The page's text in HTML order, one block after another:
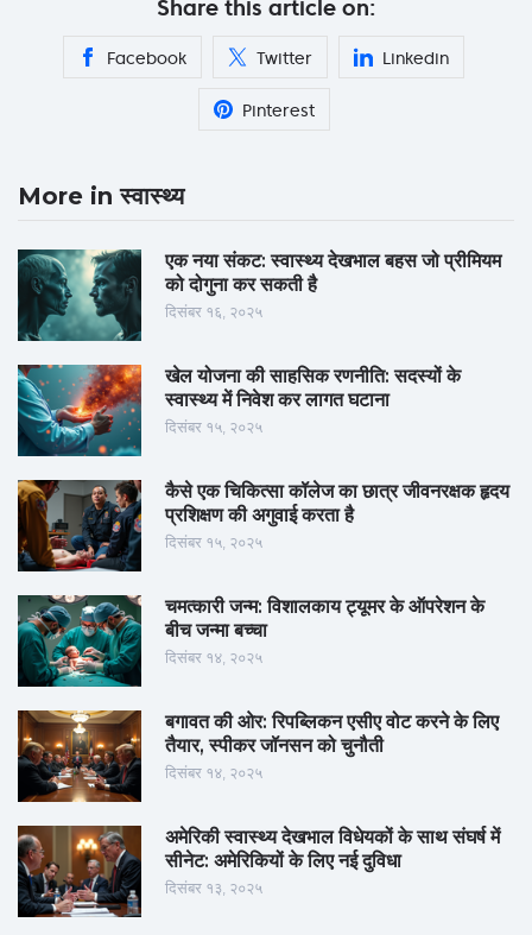
Share this article on:
Facebook Twitter Linkedin
Pinterest
More in स्वास्थ्य
एक नया संकट: स्वास्थ्य देखभाल बहस जो प्रीमियम
को दोगुना कर सकती है
दिसंबर १६, २०२५
खेल योजना की साहसिक रणनीति: सदस्यों के
स्वास्थ्य में निवेश कर लागत घटाना
दिसंबर १५, २०२५
कैसे एक चिकित्सा कॉलेज का छात्र जीवनरक्षक हृदय
प्रशिक्षण की अगुवाई करता है
दिसंबर १५, २०२५
चमत्कारी जन्म: विशालकाय ट्यूमर के ऑपरेशन के
बीच जन्मा बच्चा
दिसंबर १४, २०२५
बगावत की ओर: रिपब्लिकन एसीए वोट करने के लिए
तैयार, स्पीकर जॉनसन को चुनौती
दिसंबर १४, २०२५
अमेरिकी स्वास्थ्य देखभाल विधेयकों के साथ संघर्ष में
सीनेट: अमेरिकियों के लिए नई दुविधा
दिसंबर १३, २०२५